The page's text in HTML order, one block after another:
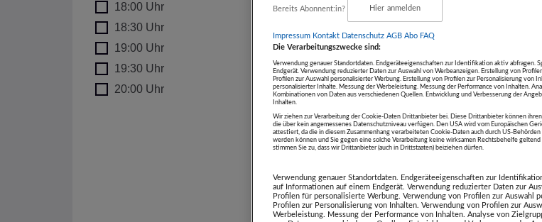
18:00 Uhr
18:30 Uhr
19:00 Uhr
19:30 Uhr
20:00 Uhr
5 Ergebnisse
Bereits Abonnent:in? Hier anmelden
Impressum Kontakt Datenschutz AGB Abo FAQ
Die Verarbeitungszwecke sind:
Verwendung genauer Standortdaten. Endgeräteeigenschaften zur Identifikation aktiv abfragen.
Endgerät. Verwendung reduzierter Daten zur Auswahl von Werbeanzeigen. Erstellung von
Profilen zur Auswahl personalisierter Werbung. Erstellung von Profilen zur Personalisierung von
personalisierter Inhalte. Messung der Werbeleistung. Messung der Performance von Inhalten.
Kombinationen von Daten aus verschiedenen Quellen. Entwicklung und Verbesserung der
Inhalten.
Wir ziehen zur Verarbeitung der Cookie-Daten Drittanbieter bei. Diese Drittanbieter können
die über kein angemessenes Datenschutzniveau verfügen. Den USA wird vom Europäischen
attestiert, da die in diesem Zusammenhang verarbeiteten Cookie-Daten auch durch US-
werden können und Sie gegen eine solche Verarbeitung keine wirksamen Rechtsbehelfe geltend
stimmen Sie zu, dass wir Drittanbieter (auch in Drittstaaten) beiziehen dürfen.
Verwendung genauer Standortdaten. Endgeräteeigenschaften zur
auf Informationen auf einem Endgerät. Verwendung reduzierter Daten zur
Profilen für personalisierte Werbung. Verwendung von Profilen zur Auswahl
Profilen zur Personalisierung von Inhalten. Verwendung von Profilen zur
Werbeleistung. Messung der Performance von Inhalten. Analyse von